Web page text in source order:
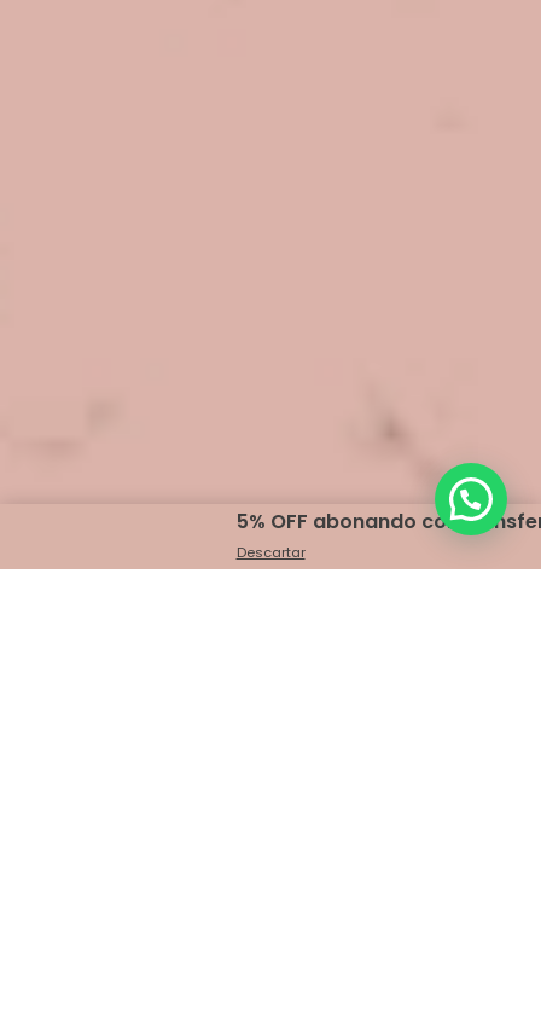
5% OFF abonando con transferencia
Descartar